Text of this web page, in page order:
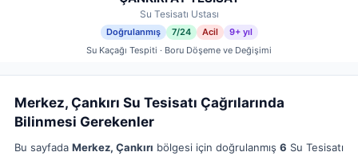
Su Tesisatı Ustası
Doğrulanmış 7/24 Acil
9+ yıl
Su Kaçağı Tespiti · Boru Döşeme ve Değişimi
Merkez, Çankırı Su Tesisatı Çağrılarında
Bilinmesi Gerekenler
Bu sayfada Merkez, Çankırı bölgesi için doğrulanmış 6 Su Tesisatı